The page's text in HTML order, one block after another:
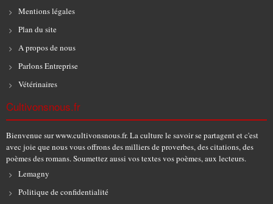
Mentions légales
Plan du site
A propos de nous
Parlons Entreprise
Vétérinaires
Cultivonsnous.fr
Bienvenue sur www.cultivonsnous.fr. La culture le savoir se partagent et c'est
avec joie que nous vous offrons des milliers de proverbes, des citations, des
poèmes des romans. Soumettez aussi vos textes vos poèmes, aux lecteurs.
Lemagny
Politique de confidentialité